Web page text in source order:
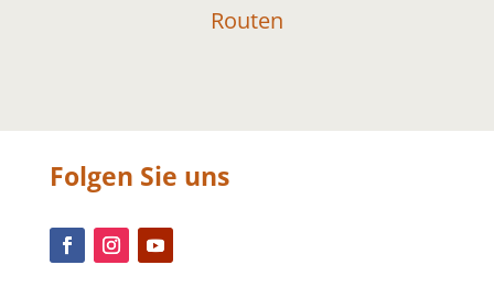
Routen
Folgen Sie uns